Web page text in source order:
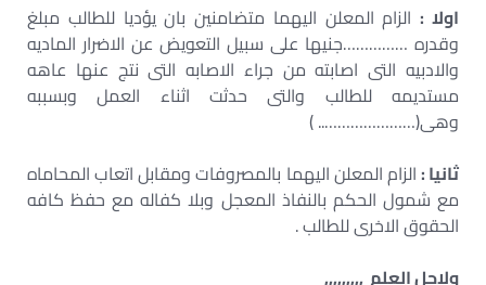
اولا :الزام المعلن اليهما متضامنين بان يؤديا للطالب مبلغ
وقدره ……………جنيها على سبيل التعويض عن الاضرار الماديه
والادبيه التى اصابته من جراء الاصابه التى نتج عنها عاهه
مستديمه للطالب والتى حدثت اثناء العمل وبسببه
وهى(………………….. )
ثانيا :الزام المعلن اليهما بالمصروفات ومقابل اتعاب المحاماه
مع شمول الحكم بالنفاذ المعجل وبلا كفاله مع حفظ كافه
الحقوق الاخرى للطالب .
ولاجل العلم ,,,,,,,,,